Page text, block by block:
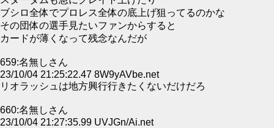
ブシロ全体でプロレス全体の底上げ狙ってるのかな
その団体の選手見たいファンからすると
カードが薄くなって残念なんだが
659:名無しさん
23/10/04 21:25:22.47 8W9yAVbe.net
リオラッシュは地方興行行きたくないだけだろ
660:名無しさん
23/10/04 21:27:35.99 UVJGn/Ai.net